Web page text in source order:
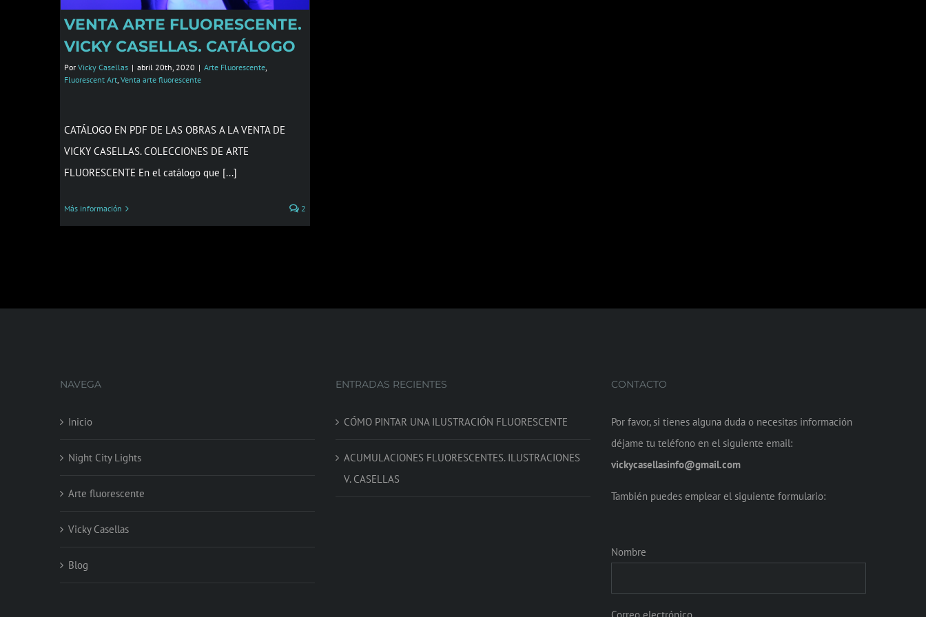
VENTA ARTE FLUORESCENTE.
VICKY CASELLAS. CATÁLOGO
Por Vicky Casellas | abril 20th, 2020 | Arte Fluorescente,
Fluorescent Art, Venta arte fluorescente
CATÁLOGO EN PDF DE LAS OBRAS A LA VENTA DE
VICKY CASELLAS. COLECCIONES DE ARTE
FLUORESCENTE En el catálogo que [...]
Más información 2
NAVEGA
Inicio
Night City Lights
Arte fluorescente
Vicky Casellas
Blog
ENTRADAS RECIENTES
CÓMO PINTAR UNA ILUSTRACIÓN FLUORESCENTE
ACUMULACIONES FLUORESCENTES. ILUSTRACIONES
V. CASELLAS
CONTACTO
Por favor, si tienes alguna duda o necesitas información
déjame tu teléfono en el siguiente email:
vickycasellasinfo@gmail.com
También puedes emplear el siguiente formulario:
Nombre